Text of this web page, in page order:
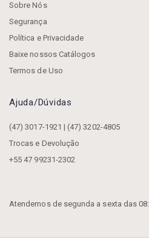
Sobre Nós
Segurança
Política e Privacidade
Baixe nossos Catálogos
Termos de Uso
Ajuda/dúvidas
(47) 3017-1921 | (47) 3202-4805
Trocas e Devolução
+55 47 99231-2302
Atendemos de segunda a sexta das